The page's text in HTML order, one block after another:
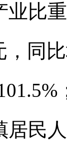
业比
，同
居民